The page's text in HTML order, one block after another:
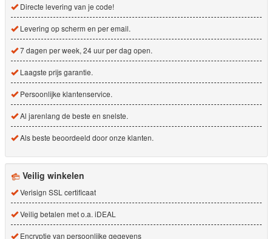
Directe levering van je code!
Levering op scherm en per email.
7 dagen per week, 24 uur per dag open.
Laagste prijs garantie.
Persoonlijke klantenservice.
Al jarenlang de beste en snelste.
Als beste beoordeeld door onze klanten.
Veilig winkelen
Verisign SSL certificaat
Veilig betalen met o.a. iDEAL
Encryptie van persoonlijke gegevens